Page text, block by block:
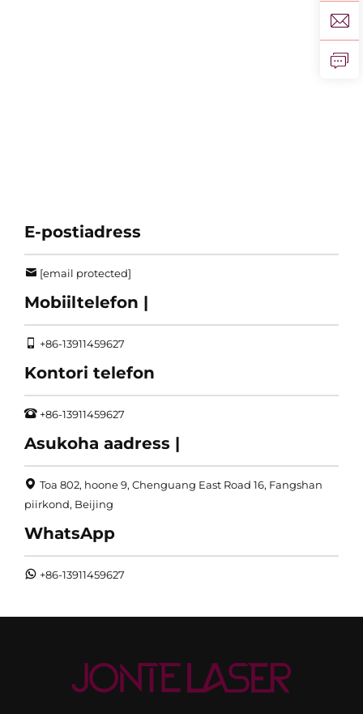
E-postiadress
[email protected]
Mobiiltelefon |
+86-13911459627
Kontori telefon
+86-13911459627
Asukoha aadress |
Toa 802, hoone 9, Chenguang East Road 16, Fangshan
piirkond, Beijing
WhatsApp
+86-13911459627